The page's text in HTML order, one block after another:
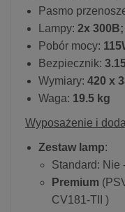
Pasmo
Lampy: 2x 300B;
Pobór mocy:
Bezpiecznik:
Wymiary: 420 x
Waga: 19.5 kg
Wyposażenie i
Zestaw lamp:
Standard: Nie
Premium
CV181-TII )